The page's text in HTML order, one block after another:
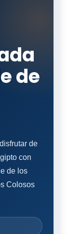
de
de
con
de los
Colosos